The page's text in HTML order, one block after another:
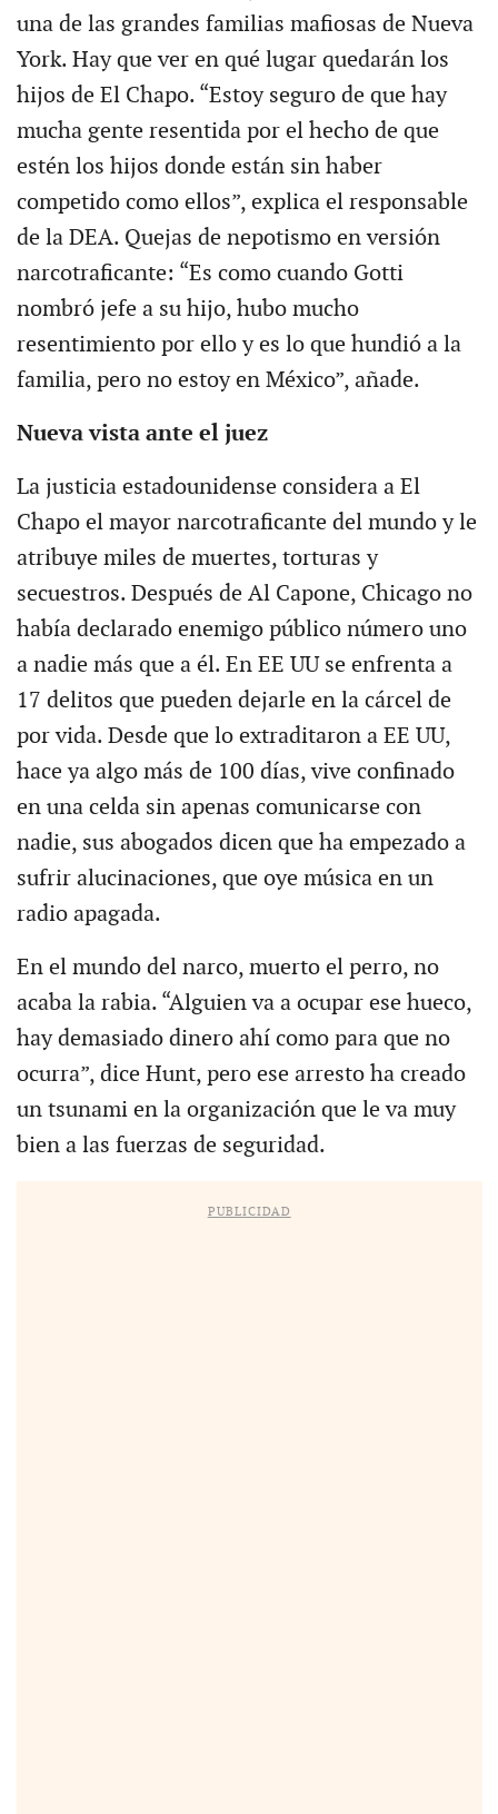
una de las grandes familias mafiosas de Nueva
York. Hay que ver en qué lugar quedarán los
hijos de El Chapo. “Estoy seguro de que hay
mucha gente resentida por el hecho de que
estén los hijos donde están sin haber
competido como ellos”, explica el responsable
de la DEA. Quejas de nepotismo en versión
narcotraficante: “Es como cuando Gotti
nombró jefe a su hijo, hubo mucho
resentimiento por ello y es lo que hundió a la
familia, pero no estoy en México”, añade.
Nueva vista ante el juez
La justicia estadounidense considera a El
Chapo el mayor narcotraficante del mundo y le
atribuye miles de muertes, torturas y
secuestros. Después de Al Capone, Chicago no
había declarado enemigo público número uno
a nadie más que a él. En EE UU se enfrenta a
17 delitos que pueden dejarle en la cárcel de
por vida. Desde que lo extraditaron a EE UU,
hace ya algo más de 100 días, vive confinado
en una celda sin apenas comunicarse con
nadie, sus abogados dicen que ha empezado a
sufrir alucinaciones, que oye música en un
radio apagada.
En el mundo del narco, muerto el perro, no
acaba la rabia. “Alguien va a ocupar ese hueco,
hay demasiado dinero ahí como para que no
ocurra”, dice Hunt, pero ese arresto ha creado
un tsunami en la organización que le va muy
bien a las fuerzas de seguridad.
PUBLICIDAD